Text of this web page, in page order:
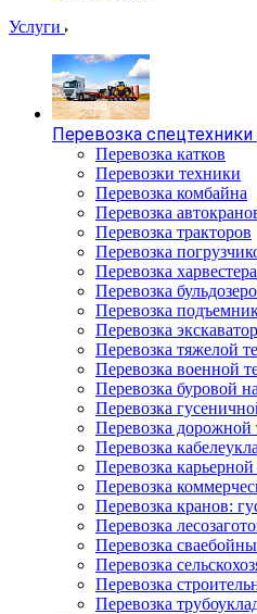
Услуги
Перевозка спецтехники
Перевозка катков
Перевозки техники
Перевозка комбайна
Перевозка
Перевозка тракторов
Перевозка
Перевозка харвестера
Перевозка
Перевозка
Перевозка
Перевозка тяжелой
Перевозка военной
Перевозка буровой
Перевозка
Перевозка дорожной
Перевозка
Перевозка
Перевозка
Перевозка кранов:
Перевозка
Перевозка
Перевозка
Перевозка
Перевозка